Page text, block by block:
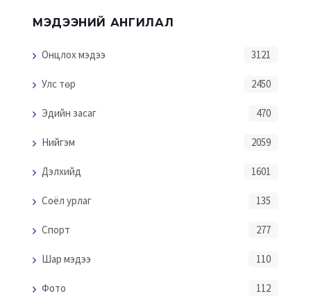
МЭДЭЭНИЙ АНГИЛАЛ
Онцлох мэдээ 3121
Улс төр 2450
Эдийн засаг 470
Нийгэм 2059
Дэлхийд 1601
Соёл урлаг 135
Спорт 277
Шар мэдээ 110
Фото 112